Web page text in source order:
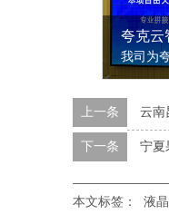
上一条 云南
下一条 宁夏
本文标签： 液